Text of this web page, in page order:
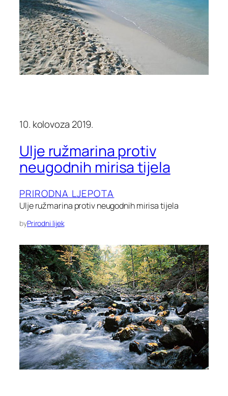
10. kolovoza 2019.
Ulje ružmarina protiv
neugodnih mirisa tijela
PRIRODNA LJEPOTA
Ulje ružmarina protiv neugodnih mirisa tijela
byPrirodni lijek